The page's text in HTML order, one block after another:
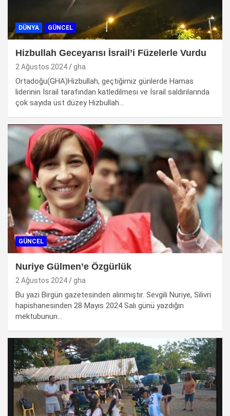
DÜNYA GÜNCEL
Hizbullah Geceyarısı İsrail’i Füzelerle Vurdu
2 Ağustos 2024 gha
Ortadoğu(GHA)Hizbullah, geçtiğimiz günlerde Hamas
liderinin İsrail tarafından katledilmesi ve İsrail saldırılarında
çok sayıda üst düzey Hizbullah…
GÜNCEL
Nuriye Gülmen’e Özgürlük
2 Ağustos 2024 gha
Bu yazı Birgün gazetesinden alınmıştır. Sevgili Nuriye, Silivri
hapishanesinden 28 Mayıs 2024 Salı günü yazdığın
mektubunun…